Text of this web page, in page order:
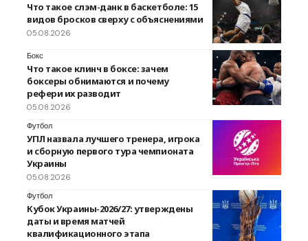
Что такое слэм-данк в баскетболе: 15
видов бросков сверху с объяснениями
05.08.2026
Бокс
Что такое клинч в боксе: зачем
боксеры обнимаются и почему
рефери их разводит
05.08.2026
Футбол
УПЛ назвала лучшего тренера, игрока
и сборную первого тура чемпионата
Украины
05.08.2026
Футбол
Кубок Украины-2026/27: утверждены
даты и время матчей
квалификационного этапа